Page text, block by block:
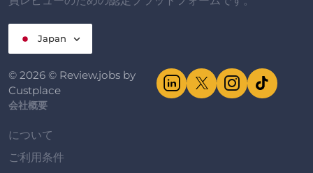
Japan
© 2026 © Review.jobs by
Custplace
会社概要
について
ご利用条件